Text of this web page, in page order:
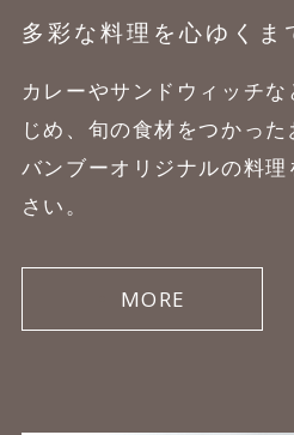
多彩な料理を心ゆくま
カレーやサンドウィッチ
じめ、旬の食材をつかった
バンブーオリジナルの料
さい。
MORE